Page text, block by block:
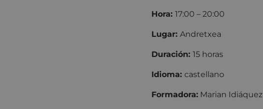
Hora: 17:00 – 20:00
Lugar: Andretxea
Duración: 15 horas
Idioma: castellano
Formadora: Marian Idiáquez